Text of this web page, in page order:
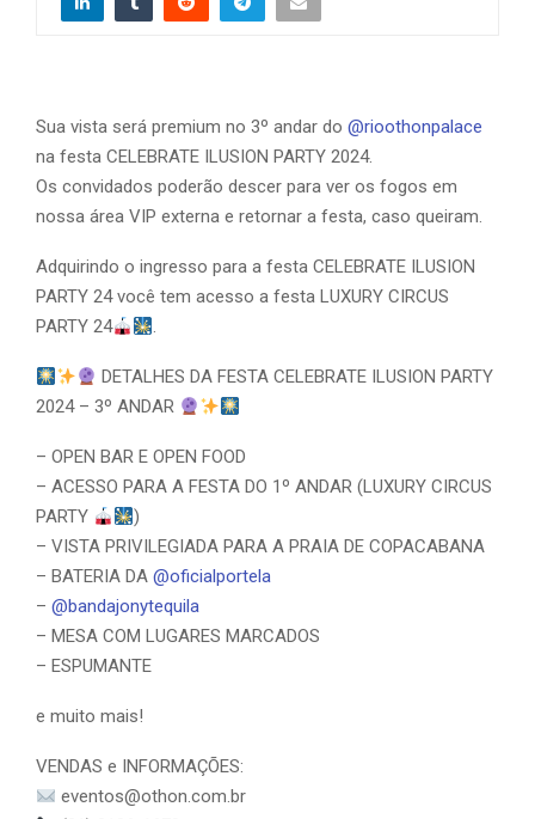
Sua vista será premium no 3º andar do @rioothonpalace
na festa CELEBRATE ILUSION PARTY 2024.
Os convidados poderão descer para ver os fogos em
nossa área VIP externa e retornar a festa, caso queiram.
Adquirindo o ingresso para a festa CELEBRATE ILUSION
PARTY 24 você tem acesso a festa LUXURY CIRCUS
PARTY 24
.
DETALHES DA FESTA CELEBRATE ILUSION PARTY
2024 – 3º ANDAR
– OPEN BAR E OPEN FOOD
– ACESSO PARA A FESTA DO 1º ANDAR (LUXURY CIRCUS
PARTY
)
– VISTA PRIVILEGIADA PARA A PRAIA DE COPACABANA
– BATERIA DA @oficialportela
– @bandajonytequila
– MESA COM LUGARES MARCADOS
– ESPUMANTE
e muito mais!
VENDAS e INFORMAÇÕES:
eventos@othon.com.br